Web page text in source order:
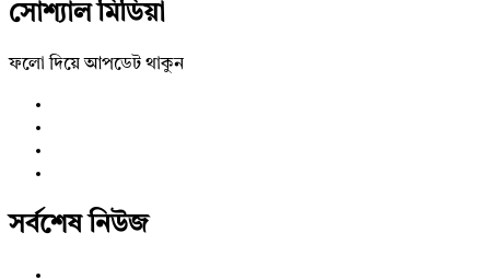
সোশ্যাল মিডিয়া
ফলো দিয়ে আপডেট থাকুন
সর্বশেষ নিউজ